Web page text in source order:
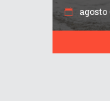
agosto